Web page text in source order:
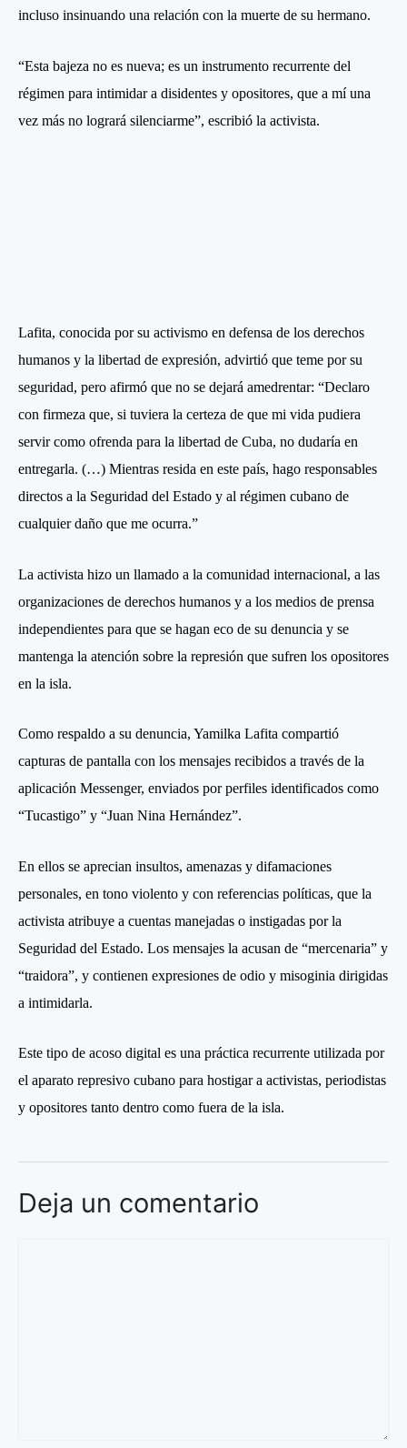
incluso insinuando una relación con la muerte de su hermano.
“Esta bajeza no es nueva; es un instrumento recurrente del
régimen para intimidar a disidentes y opositores, que a mí una
vez más no logrará silenciarme”, escribió la activista.
Lafita, conocida por su activismo en defensa de los derechos
humanos y la libertad de expresión, advirtió que teme por su
seguridad, pero afirmó que no se dejará amedrentar: “Declaro
con firmeza que, si tuviera la certeza de que mi vida pudiera
servir como ofrenda para la libertad de Cuba, no dudaría en
entregarla. (…) Mientras resida en este país, hago responsables
directos a la Seguridad del Estado y al régimen cubano de
cualquier daño que me ocurra.”
La activista hizo un llamado a la comunidad internacional, a las
organizaciones de derechos humanos y a los medios de prensa
independientes para que se hagan eco de su denuncia y se
mantenga la atención sobre la represión que sufren los opositores
en la isla.
Como respaldo a su denuncia, Yamilka Lafita compartió
capturas de pantalla con los mensajes recibidos a través de la
aplicación Messenger, enviados por perfiles identificados como
“Tucastigo” y “Juan Nina Hernández”.
En ellos se aprecian insultos, amenazas y difamaciones
personales, en tono violento y con referencias políticas, que la
activista atribuye a cuentas manejadas o instigadas por la
Seguridad del Estado. Los mensajes la acusan de “mercenaria” y
“traidora”, y contienen expresiones de odio y misoginia dirigidas
a intimidarla.
Este tipo de acoso digital es una práctica recurrente utilizada por
el aparato represivo cubano para hostigar a activistas, periodistas
y opositores tanto dentro como fuera de la isla.
Deja un comentario